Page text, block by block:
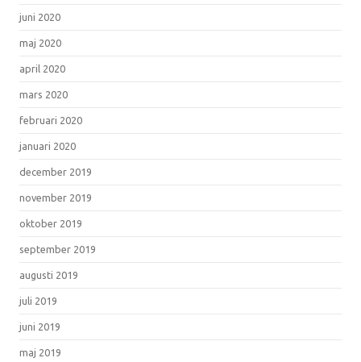
juni 2020
maj 2020
april 2020
mars 2020
februari 2020
januari 2020
december 2019
november 2019
oktober 2019
september 2019
augusti 2019
juli 2019
juni 2019
maj 2019